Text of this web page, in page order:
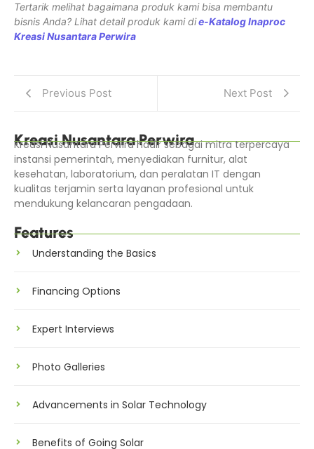
Tertarik melihat bagaimana produk kami bisa membantu
bisnis Anda? Lihat detail produk kami die-Katalog Inaproc
Kreasi Nusantara Perwira
Previous Post Next Post
Kreasi Nusantara Perwira
Kreasi Nusantara Perwira hadir sebagai mitra terpercaya
instansi pemerintah, menyediakan furnitur, alat
kesehatan, laboratorium, dan peralatan IT dengan
kualitas terjamin serta layanan profesional untuk
mendukung kelancaran pengadaan.
Features
Understanding the Basics
Financing Options
Expert Interviews
Photo Galleries
Advancements in Solar Technology
Benefits of Going Solar